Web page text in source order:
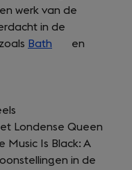
werk van de
in de
Bath (opens
en
Londense Queen
Music Is Black: A
in de